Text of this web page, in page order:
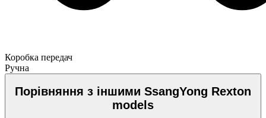
Коробка передач
Ручна
Порівняння з іншими SsangYong Rexton
models